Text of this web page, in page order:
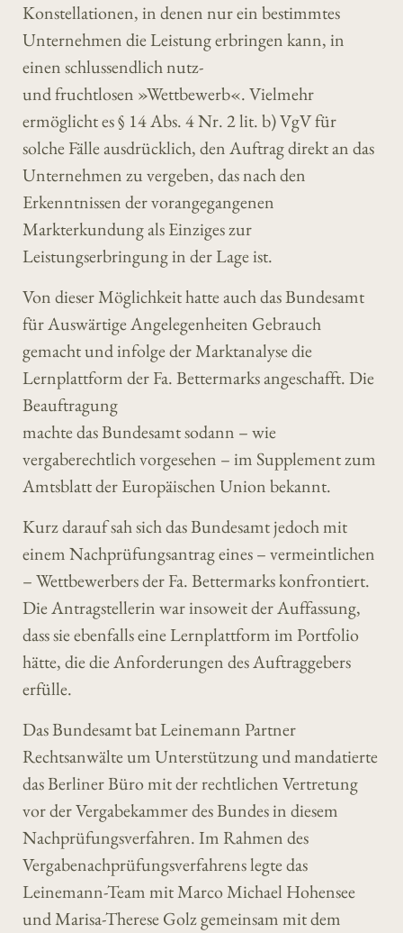
Konstellationen, in denen nur ein bestimmtes
Unternehmen die Leistung erbringen kann, in
einen schlussendlich nutz-
und fruchtlosen »Wettbewerb«. Vielmehr
ermöglicht es § 14 Abs. 4 Nr. 2 lit. b) VgV für
solche Fälle ausdrücklich, den Auftrag direkt an das
Unternehmen zu vergeben, das nach den
Erkenntnissen der vorangegangenen
Markterkundung als Einziges zur
Leistungserbringung in der Lage ist.
Von dieser Möglichkeit hatte auch das Bundesamt
für Auswärtige Angelegenheiten Gebrauch
gemacht und infolge der Marktanalyse die
Lernplattform der Fa. Bettermarks angeschafft. Die
Beauftragung
machte das Bundesamt sodann – wie
vergaberechtlich vorgesehen – im Supplement zum
Amtsblatt der Europäischen Union bekannt.
Kurz darauf sah sich das Bundesamt jedoch mit
einem Nachprüfungsantrag eines – vermeintlichen
– Wettbewerbers der Fa. Bettermarks konfrontiert.
Die Antragstellerin war insoweit der Auffassung,
dass sie ebenfalls eine Lernplattform im Portfolio
hätte, die die Anforderungen des Auftraggebers
erfülle.
Das Bundesamt bat Leinemann Partner
Rechtsanwälte um Unterstützung und mandatierte
das Berliner Büro mit der rechtlichen Vertretung
vor der Vergabekammer des Bundes in diesem
Nachprüfungsverfahren. Im Rahmen des
Vergabenachprüfungsverfahrens legte das
Leinemann-Team mit Marco Michael Hohensee
und Marisa-Therese Golz gemeinsam mit dem